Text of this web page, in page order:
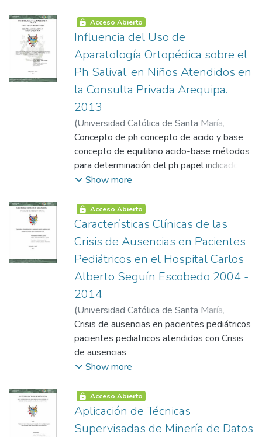
iv. tratamiento tratamiento convencional v.
lugar y forma de atencion vi. Evolucion Vii.
educacion sanitaria consejeria en salud
sexual y reproductiva tópicos que se
abordan en la consejeria planteamiento
operacional resultados
Acceso Abierto
Influencia del Uso de
Aparatología Ortopédica sobre el
Ph Salival, en Niños Atendidos en
la Consulta Privada Arequipa.
2013
(Universidad Católica de Santa María,
2015-01-15)Tejada Zanabria., Yelka
Elizabeth
Concepto de ph concepto de acido y base
concepto de equilibrio acido-base métodos
para determinación del ph papel indicador
de ph ph-metro saliva composición de la
spinnbarkeit acción amortiguadora del ph de
la saliva funciones de la saliva aparatos de
ortopedia mantenedor de espacio placas de
expansión placas con rejilla lingual
Show more
Acceso Abierto
Características Clínicas de las
Crisis de Ausencias en Pacientes
Pediátricos en el Hospital Carlos
Alberto Seguín Escobedo 2004 -
2014
(Universidad Católica de Santa María,
2015-01-20)Ramírez De La Cruz, Anibal
Abraham
Crisis de ausencias en pacientes pediátricos
pacientes pediatricos atendidos con Crisis
de ausencias
Show more
Acceso Abierto
Aplicación de Técnicas
Supervisadas de Minería de Datos